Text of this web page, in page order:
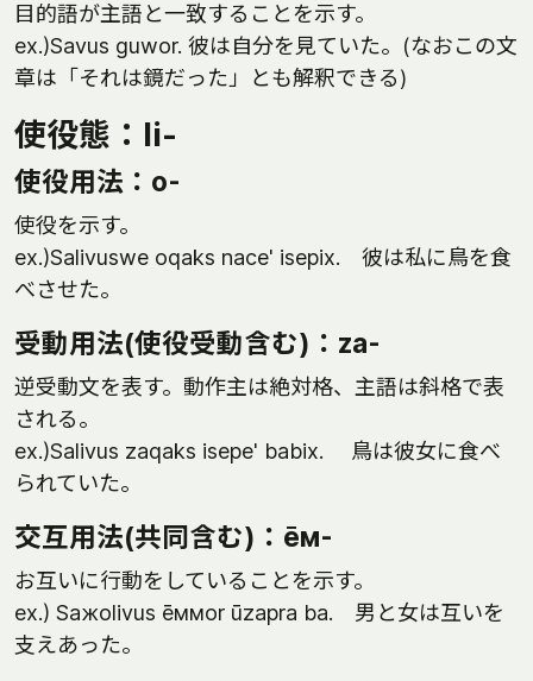
目的語が主語と一致することを示す。
ex.)Savus guwor. 彼は自分を見ていた。(なおこの文
章は「それは鏡だった」とも解釈できる)
使役態：li-
使役用法：o-
使役を示す。
ex.)Salivuswe oqaks nace' isepix. 彼は私に鳥を食
べさせた。
受動用法(使役受動含む)：za-
逆受動文を表す。動作主は絶対格、主語は斜格で表
される。
ex.)Salivus zaqaks isepe' babix. 鳥は彼女に食べ
られていた。
交互用法(共同含む)：ēм-
お互いに行動をしていることを示す。
ex.) Saжolivus ēммor ūzapra ba. 男と女は互いを
支えあった。